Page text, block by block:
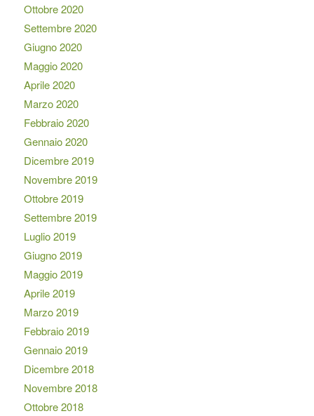
Ottobre 2020
Settembre 2020
Giugno 2020
Maggio 2020
Aprile 2020
Marzo 2020
Febbraio 2020
Gennaio 2020
Dicembre 2019
Novembre 2019
Ottobre 2019
Settembre 2019
Luglio 2019
Giugno 2019
Maggio 2019
Aprile 2019
Marzo 2019
Febbraio 2019
Gennaio 2019
Dicembre 2018
Novembre 2018
Ottobre 2018